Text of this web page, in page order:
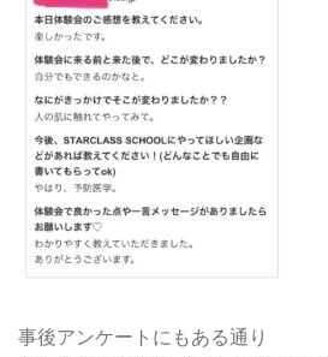
事後アンケートにもある通り